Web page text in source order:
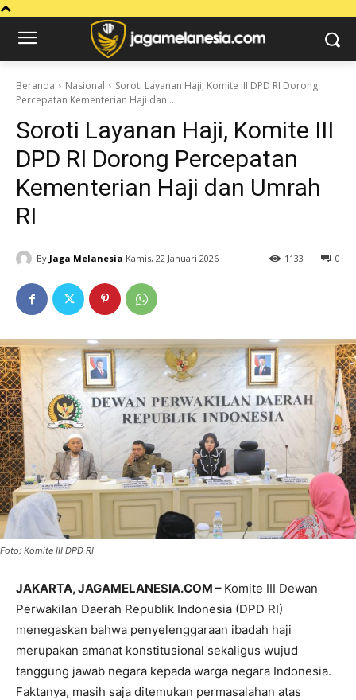
Beranda Nasional
Soroti Layanan Haji, Komite III DPD RI Dorong
Percepatan Kementerian Haji dan...
Soroti Layanan Haji, Komite III
DPD RI Dorong Percepatan
Kementerian Haji dan Umrah
RI
By Jaga Melanesia Kamis, 22 Januari 2026 0
1133
Foto: Komite III DPD RI
JAKARTA, JAGAMELANESIA.COM – Komite III Dewan
Perwakilan Daerah Republik Indonesia (DPD RI)
menegaskan bahwa penyelenggaraan ibadah haji
merupakan amanat konstitusional sekaligus wujud
tanggung jawab negara kepada warga negara Indonesia.
Faktanya, masih saja ditemukan permasalahan atas